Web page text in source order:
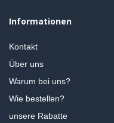
Informationen
Kontakt
Über uns
Warum bei uns?
Wie bestellen?
unsere Rabatte